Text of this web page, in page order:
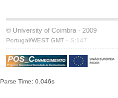
© University of Coimbra · 2009
Portugal/WEST GMT · S:147
Parse Time: 0.046s